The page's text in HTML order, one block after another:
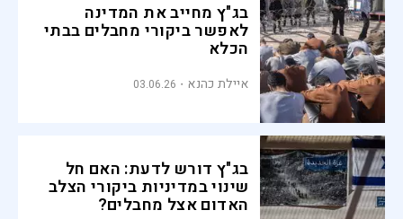
בג"ץ מחייב את המדינה
לאפשר ביקורי מחבלים בבתי
הכלא
איילת כהנא 03.06.26
בג"ץ דורש לדעת: האם חל
שינוי במדיניות ביקורי הצלב
האדום אצל מחבלים?